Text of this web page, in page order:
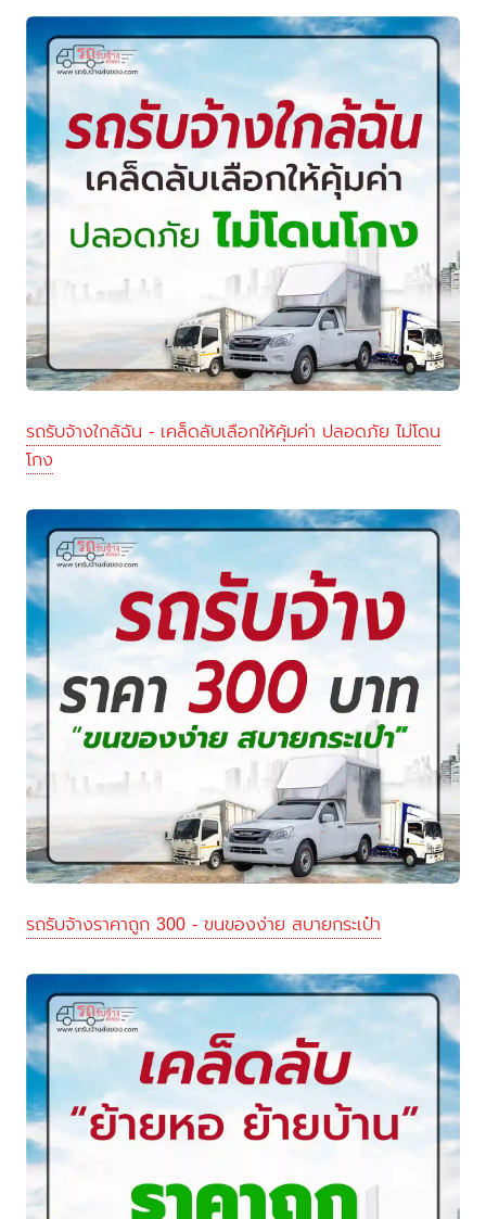
รถรับจ้างใกล้ฉัน - เคล็ดลับเลือกให้คุ้มค่า ปลอดภัย ไม่โดน
โกง
รถรับจ้างราคาถูก 300 - ขนของง่าย สบายกระเป๋า